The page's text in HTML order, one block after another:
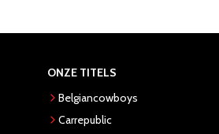
ONZE TITELS
Belgiancowboys
Carrepublic